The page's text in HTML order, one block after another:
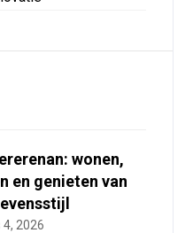
wonen,
en genieten van
2026